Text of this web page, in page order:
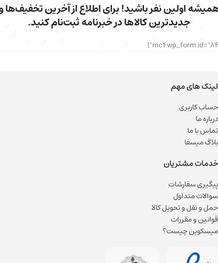
اولین نفر باشید! برای اطلاع از آخرین تخفیف‌ها
جدیدترین کالاها در خبرنامه ثبت‌نام کنید.
لینک های مهم
حساب کاربری
درباره ما
تماس با ما
بلاگ میسفا
خدمات مشتریان
پیگیری سفارشات
سوالات متداول
حمل و نقل و تحویل کالا
قوانین و مقررات
میسکوین چیست؟